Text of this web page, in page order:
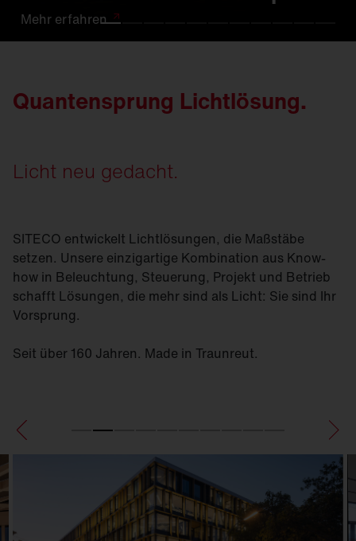
Mehr erfahren
Mehr erfahren.
Mehr erfahren
Mehr erfahren
Mehr erfahren
Mehr erfahren
Mehr erfahren
Mehr erfahren
Mehr erfahren.
Mehr erfahren
Mehr erfahren
Quantensprung Lichtlösung.
Licht neu gedacht.
SITECO entwickelt Lichtlösungen, die Maßstäbe
setzen. Unsere einzigartige Kombination aus Know-
how in Beleuchtung, Steuerung, Projekt und Betrieb
schafft Lösungen, die mehr sind als Licht: Sie sind Ihr
Vorsprung.
Seit über 160 Jahren. Made in Traunreut.